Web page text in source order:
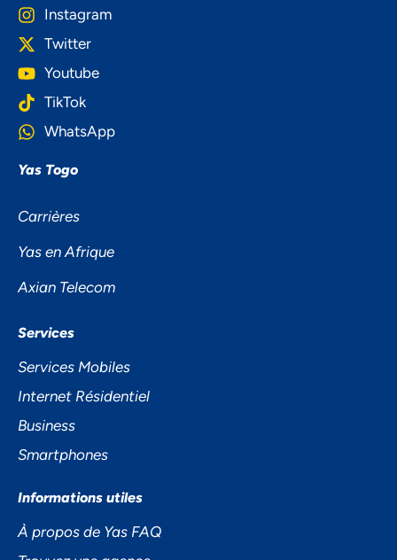
Instagram
Twitter
Youtube
TikTok
WhatsApp
Yas Togo
Carrières
Yas en Afrique
Axian Telecom
Services
Services Mobiles
Internet Résidentiel
Business
Smartphones
Informations utiles
À propos de Yas FAQ
NOUS ACCORDONS DE
L'IMPORTANCE À VOTRE VIE
PRIVÉE